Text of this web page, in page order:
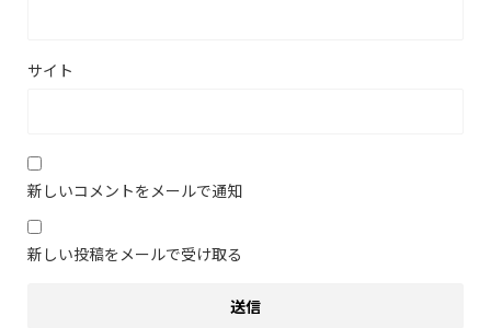
サイト
新しいコメントをメールで通知
新しい投稿をメールで受け取る